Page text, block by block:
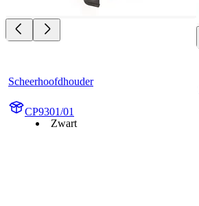
Scheerhoofdhouder
CP9301/01
Zwart